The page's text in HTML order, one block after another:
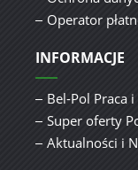
Operator
INFORMACJE
Bel-Pol Praca
Super oferty
Aktualności i